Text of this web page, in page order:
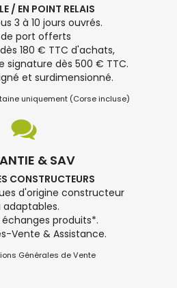
/ EN POINT RELAIS
3 à 10 jours ouvrés.
de port offerts
180 € TTC d'achats,
signature dès 500 € TTC.
et surdimensionné.
uniquement (Corse incluse)
& SAV
CONSTRUCTEURS
d'origine constructeur
adaptables.
produits*.
Vente & Assistance.
Générales de Vente